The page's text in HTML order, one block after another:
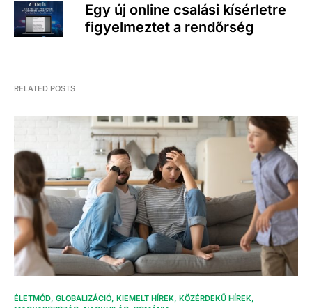
Egy új online csalási kísérletre
figyelmeztet a rendőrség
RELATED POSTS
ÉLETMÓD GLOBALIZÁCIÓ KIEMELT HÍREK KÖZÉRDEKŰ HÍREK